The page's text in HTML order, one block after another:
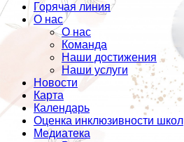
Горячая линия
О нас
О нас
Команда
Наши достижения
Наши услуги
Новости
Карта
Календарь
Оценка инклюзивности школ
Медиатека